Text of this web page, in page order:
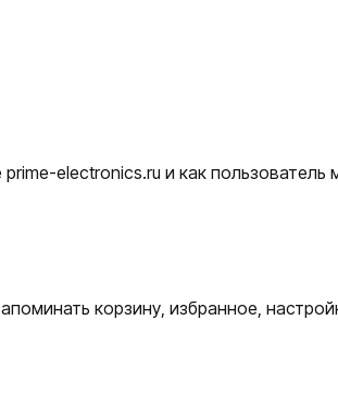
electronics.ru и как пользователь
корзину, избранное,